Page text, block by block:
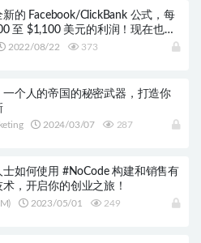
新的 Facebook/ClickBank 公式，每
至 $1,100 美元的利润！现在也正
作…
2022/08/22 373
一个人的帝国的秘密武器，打造你
2024/03/07 287
士如何使用 #NoCode 构建和销售有
，开启你的创业之旅！
2023/05/01 249